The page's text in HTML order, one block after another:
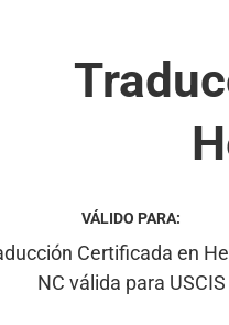
VÁLIDO PARA: